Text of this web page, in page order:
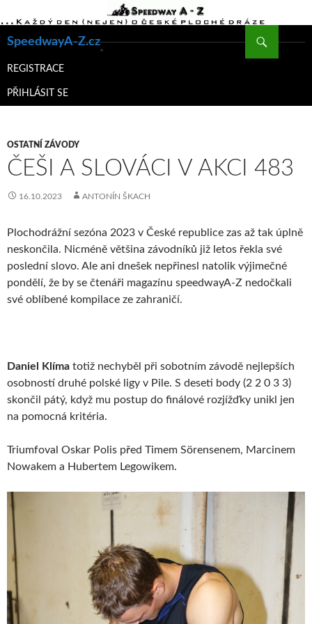
SpeedwayA-Z.cz
K
WEBU
REGISTRACE
PŘIHLÁSIT SE
OSTATNÍ ZÁVODY
ČEŠI A SLOVÁCI V AKCI 483
16.10.2023 ANTONÍN ŠKACH
Plochodrážní sezóna 2023 v České republice zas až tak úplně
neskončila. Nicméně většina závodníků již letos řekla své
poslední slovo. Ale ani dnešek nepřinesl natolik výjimečné
pondělí, že by se čtenáři magazínu speedwayA-Z nedočkali
své oblíbené kompilace ze zahraničí.
Daniel Klíma totiž nechyběl při sobotním závodě nejlepších
osobností druhé polské ligy v Pile. S deseti body (2 2 0 3 3)
skončil pátý, když mu postup do finálové rozjížďky unikl jen
na pomocná kritéria.
Triumfoval Oskar Polis před Timem Sörensenem, Marcinem
Nowakem a Hubertem Legowikem.